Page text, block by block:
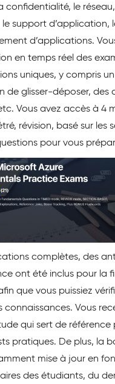
confidentialité, le
support d’application,
d’applications.
en temps réel des
uniques, y compris
de glisser-déposer, des
Vous avez accès à 4
révision, basé sur les
pour vous
complètes, des
ont été inclus pour la
que vous puissiez
connaissances. Vous
qui sert de
pratiques. De plus, la
mise à jour en
des étudiants, du